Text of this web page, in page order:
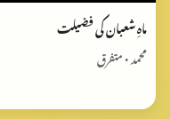
ماہِ شعبان کی فضیلت
محمد • متفرق